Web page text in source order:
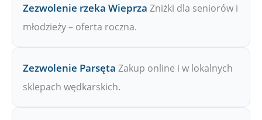
Zezwolenie rzeka Wieprza Zniżki dla seniorów i
młodzieży – oferta roczna.
Zezwolenie Parsęta Zakup online i w lokalnych
sklepach wędkarskich.